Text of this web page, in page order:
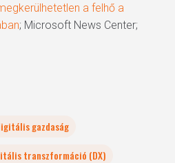
a felhő a
; Microsoft News Center;
gazdaság
transzformáció (DX)